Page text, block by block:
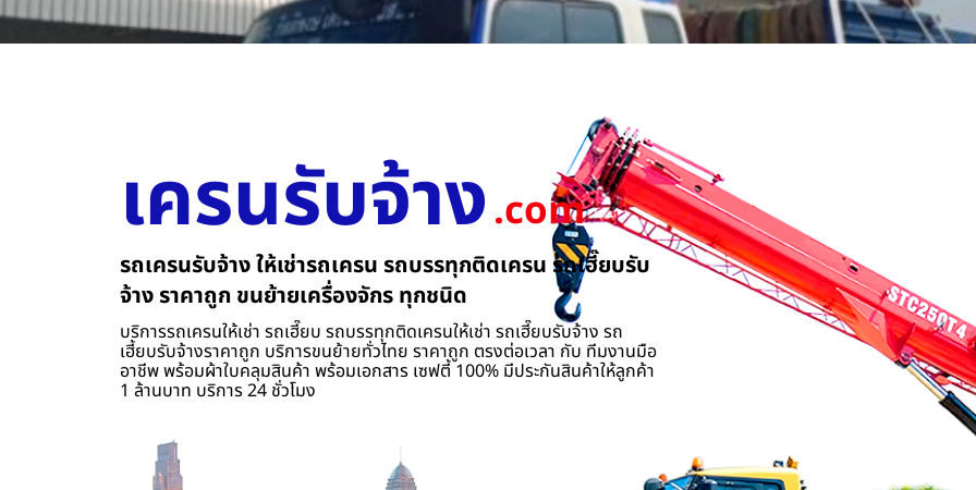
เครนรับจ้าง.com
รถเครนรับจ้าง ให้เช่ารถเครน รถบรรทุกติดเครน รถเฮี๊ยบรับ
จ้าง ราคาถูก ขนย้ายเครื่องจักร ทุกชนิด
บริการรถเครนให้เช่า รถเฮี๊ยบ รถบรรทุกติดเครนให้เช่า รถเฮี๊ยบรับจ้าง รถ
เฮี้ยบรับจ้างราคาถูก บริการขนย้ายทั่วไทย ราคาถูก ตรงต่อเวลา กับ ทีมงานมือ
อาชีพ พร้อมผ้าใบคลุมสินค้า พร้อมเอกสาร เซฟตี้ 100% มีประกันสินค้าให้ลูกค้า
1 ล้านบาท บริการ 24 ชั่วโมง